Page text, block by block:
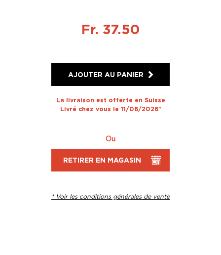
Fr. 37.50
AJOUTER AU PANIER
La livraison est offerte en Suisse
Livré chez vous le 11/08/2026*
Ou
RETIRER EN MAGASIN
* Voir les conditions générales de vente